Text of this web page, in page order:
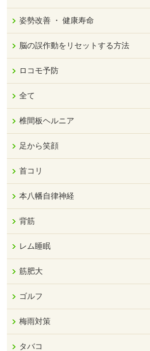
姿勢改善 ・ 健康寿命
脳の誤作動をリセットする方法
ロコモ予防
全て
椎間板ヘルニア
足から笑顔
首コリ
本八幡自律神経
背筋
レム睡眠
筋肥大
ゴルフ
梅雨対策
タバコ